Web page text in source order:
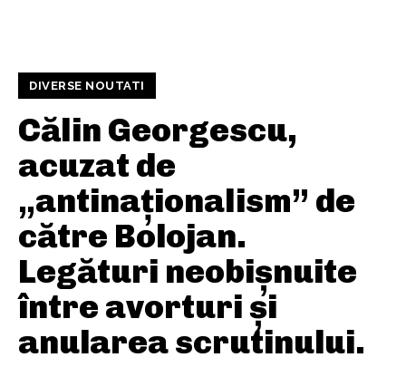
DIVERSE NOUTATI
Călin Georgescu,
acuzat de
„antinaționalism” de
către Bolojan.
Legături neobișnuite
între avorturi și
anularea scrutinului.